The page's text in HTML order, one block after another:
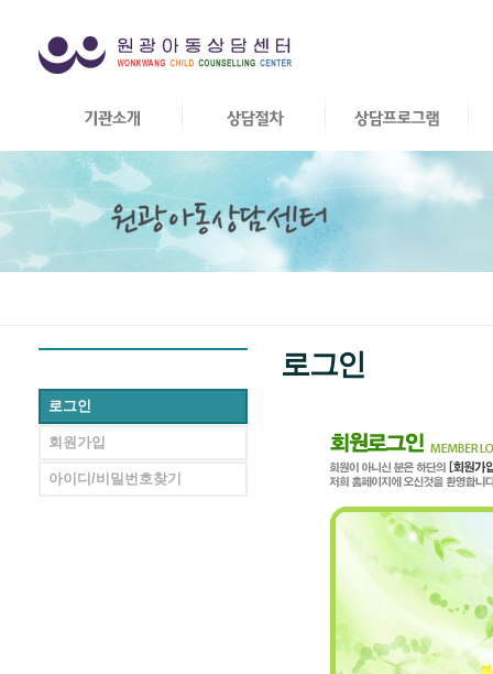
로그인
회원가입
아이디/비밀번호찾기
로그인